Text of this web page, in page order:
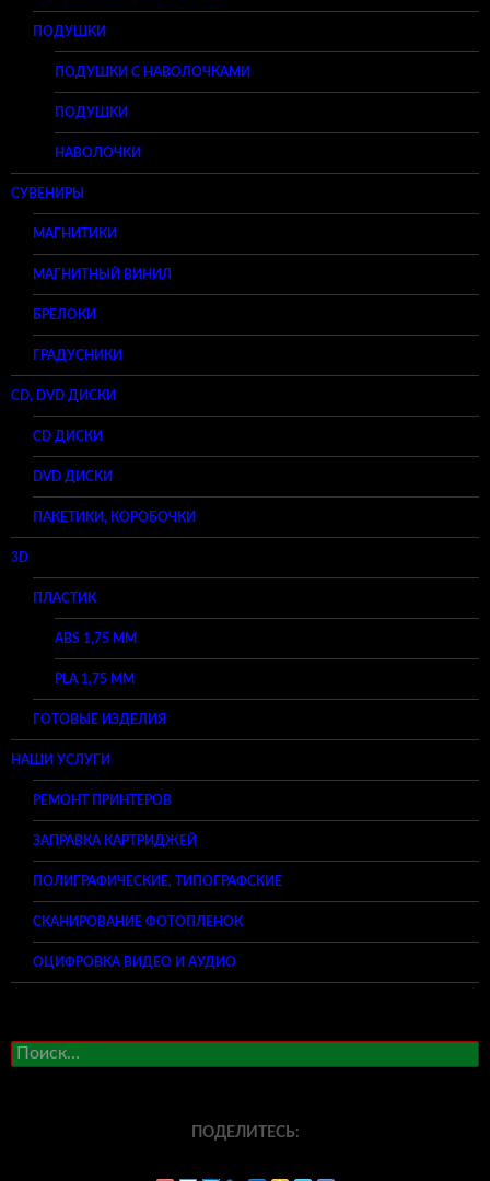
ПОДУШКИ
ПОДУШКИ С НАВОЛОЧКАМИ
ПОДУШКИ
НАВОЛОЧКИ
СУВЕНИРЫ
МАГНИТИКИ
МАГНИТНЫЙ ВИНИЛ
БРЕЛОКИ
ГРАДУСНИКИ
CD, DVD ДИСКИ
CD ДИСКИ
DVD ДИСКИ
ПАКЕТИКИ, КОРОБОЧКИ
3D
ПЛАСТИК
ABS 1,75 ММ
PLA 1,75 ММ
ГОТОВЫЕ ИЗДЕЛИЯ
НАШИ УСЛУГИ
РЕМОНТ ПРИНТЕРОВ
ЗАПРАВКА КАРТРИДЖЕЙ
ПОЛИГРАФИЧЕСКИЕ, ТИПОГРАФСКИЕ
СКАНИРОВАНИЕ ФОТОПЛЕНОК
ОЦИФРОВКА ВИДЕО И АУДИО
Найти:
ПОДЕЛИТЕСЬ: